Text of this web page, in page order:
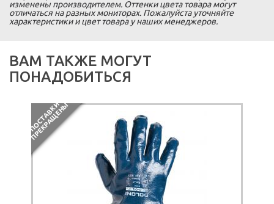
изменены производителем. Оттенки цвета товара могут
отличаться на разных мониторах. Пожалуйста уточняйте
характеристики и цвет товара у наших менеджеров.
ВАМ ТАКЖЕ МОГУТ
ПОНАДОБИТЬСЯ
П
О
С
Т
А
В
К
И
П
Р
Е
К
Р
А
Щ
Е
Н
Ы